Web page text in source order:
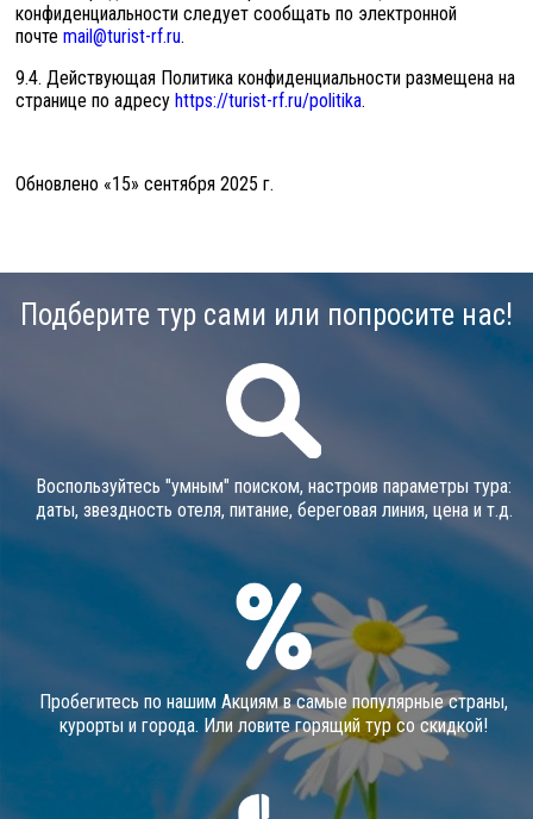
конфиденциальности следует сообщать по электронной
почтеmail@turist-rf.ru.
9.4. Действующая Политика конфиденциальности размещена на
странице по адресу https://turist-rf.ru/politika.
Обновлено «15» сентября 2025 г.
Подберите тур сами или попросите нас!
Воспользуйтесь "умным" поиском, настроив параметры тура:
даты, звездность отеля, питание, береговая линия, цена и т.д.
Пробегитесь по нашим Акциям в самые популярные страны,
курорты и города. Или ловите горящий тур со скидкой!